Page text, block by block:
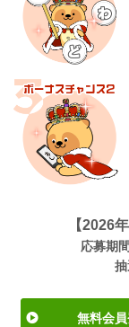
【2026
応募期
抽
無料会